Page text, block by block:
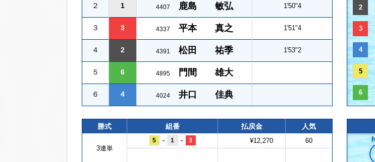
２ 1 4407 鹿島 敏弘 1'50"4
３ 3 4337 平本 真之 1'51"4
４ 2 4391 松田 祐季 1'53"2
５ 6 4895 門間 雄大
６ 4 4024 井口 佳典
2
3
4
5
6
勝式 組番 払戻金 人気
3連単
5 - 1 - 3 ¥12,270 60